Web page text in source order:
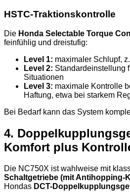
HSTC-Traktionskontrolle
Die Honda Selectable Torque
feinfühlig und dreistufig:
Level 1: maximaler Schlupf,
Level 2: Standardeinstellung
Situationen
Level 3: maximale Kontrolle
Haftung, etwa bei starkem
Bei Bedarf kann das System
4.
Komfort plus
Die NC750X ist wahlweise mit
Schaltgetriebe (mit Antihopping-
Hondas DCT-